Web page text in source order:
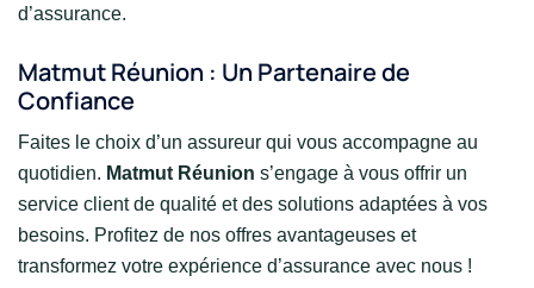
d’assurance.
Matmut Réunion : Un Partenaire de
Confiance
Faites le choix d’un assureur qui vous accompagne au
quotidien. Matmut Réunion s’engage à vous offrir un
service client de qualité et des solutions adaptées à vos
besoins. Profitez de nos offres avantageuses et
transformez votre expérience d’assurance avec nous !